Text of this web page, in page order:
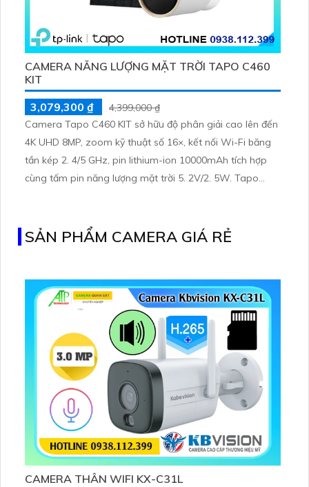
CAMERA NĂNG LƯỢNG MẶT TRỜI TAPO C460
KIT
3,079,300 ₫
4,399,000 ₫
Camera Tapo C460 KIT sở hữu độ phân giải cao lên đến
4K UHD 8MP, zoom kỹ thuật số 16×, kết nối Wi-Fi băng
tần kép 2. 4/5 GHz, pin lithium-ion 10000mAh tích hợp
cùng tấm pin năng lượng mặt trời 5. 2V/2. 5W. Tapo
SẢN PHẨM CAMERA GIÁ RẺ
CAMERA THÂN WIFI KX-C31L